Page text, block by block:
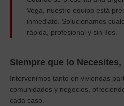
Vega , nuestro equipo está
inmediato. Solucionamos
rápida, profesional y sin líos.
Siempre que lo
Intervenimos tanto en viviendas
comunidades y negocios,
cada caso.